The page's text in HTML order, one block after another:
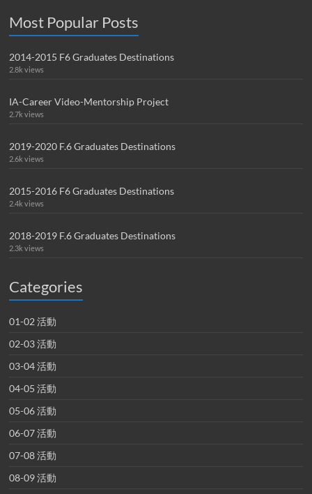
Most Popular Posts
2014-2015 F6 Graduates Destinations
2.8k views
IA-Career Video-Mentorship Project
2.7k views
2019-2020 F.6 Graduates Destinations
2.6k views
2015-2016 F6 Graduates Destinations
2.4k views
2018-2019 F.6 Graduates Destinations
2.3k views
Categories
01-02 活動
02-03 活動
03-04 活動
04-05 活動
05-06 活動
06-07 活動
07-08 活動
08-09 活動